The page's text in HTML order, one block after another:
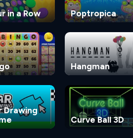
in a Row Poptropica
Hangman
Drawing
Curve Ball 3D